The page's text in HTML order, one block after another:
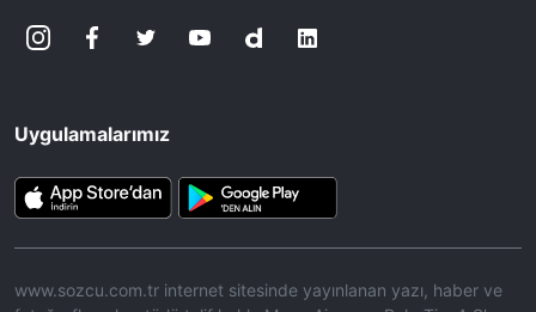
Uygulamalarımız
www.sozcu.com.tr internet sitesinde yayınlanan yazı, haber ve